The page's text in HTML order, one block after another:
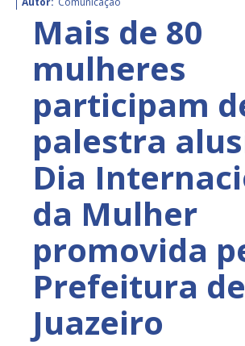
Mais de 80
mulheres
participam
palestra
Dia
da Mulher
promovida
Prefeitura de
Juazeiro